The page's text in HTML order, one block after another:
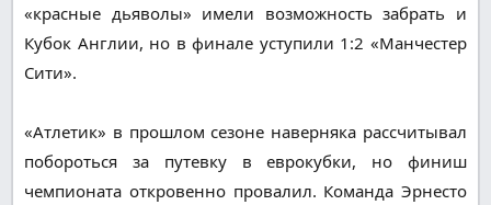
«красные дьяволы» имели возможность забрать и
Кубок Англии, но в финале уступили 1:2 «Манчестер
Сити».
«Атлетик» в прошлом сезоне наверняка рассчитывал
побороться за путевку в еврокубки, но финиш
чемпионата откровенно провалил. Команда Эрнесто